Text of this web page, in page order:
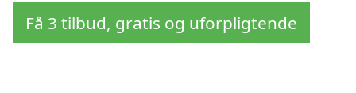
Få 3 tilbud, gratis og uforpligtende